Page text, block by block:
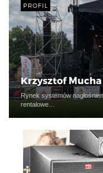
PROFIL
Krzysztof
Rynek systemów
rentalowe…